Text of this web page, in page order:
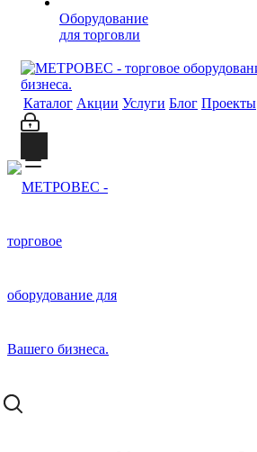
Оборудование
для торговли
Каталог Акции Услуги Блог Проекты